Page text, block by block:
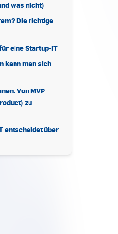
was nicht)
Die richtige
eine Startup-IT
kann man sich
Von MVP
zu
entscheidet über